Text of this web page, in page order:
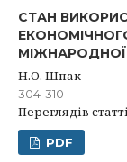
СТАН
МІЖНАРОДНОЇ
Н.О. Шпак
304-310
Переглядів
PDF